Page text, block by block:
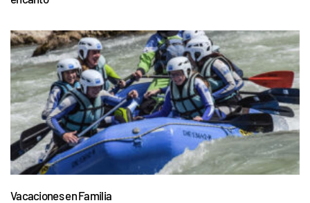
Vacaciones en Familia